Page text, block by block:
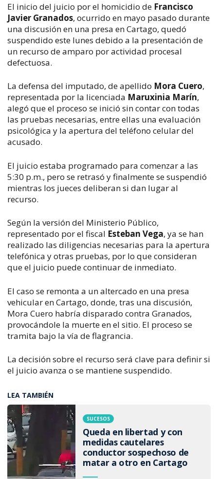
El inicio del juicio por el homicidio de Francisco
Javier Granados, ocurrido en mayo pasado durante
una discusión en una presa en Cartago, quedó
suspendido este lunes debido a la presentación de
un recurso de amparo por actividad procesal
defectuosa.
La defensa del imputado, de apellido Mora Cuero,
representada por la licenciada Maruxinia Marín,
alegó que el proceso se inició sin contar con todas
las pruebas necesarias, entre ellas una evaluación
psicológica y la apertura del teléfono celular del
acusado.
El juicio estaba programado para comenzar a las
5:30 p.m., pero se retrasó y finalmente se suspendió
mientras los jueces deliberan si dan lugar al
recurso.
Según la versión del Ministerio Público,
representado por el fiscal Esteban Vega, ya se han
realizado las diligencias necesarias para la apertura
telefónica y otras pruebas, por lo que consideran
que el juicio puede continuar de inmediato.
El caso se remonta a un altercado en una presa
vehicular en Cartago, donde, tras una discusión,
Mora Cuero habría disparado contra Granados,
provocándole la muerte en el sitio. El proceso se
tramita bajo la vía de flagrancia.
La decisión sobre el recurso será clave para definir si
el juicio avanza o se mantiene suspendido.
LEA TAMBIÉN
SUCESOS
Queda en libertad y con
medidas cautelares
conductor sospechoso de
matar a otro en Cartago